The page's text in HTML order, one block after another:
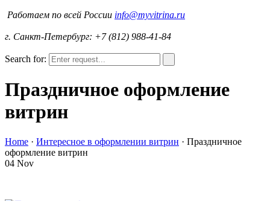
Работаем по всей России info@myvitrina.ru
г. Санкт-Петербург: +7 (812) 988-41-84
Search for:
Праздничное оформление
витрин
Home · Интересное в оформлении витрин · Праздничное
оформление витрин
04 Nov